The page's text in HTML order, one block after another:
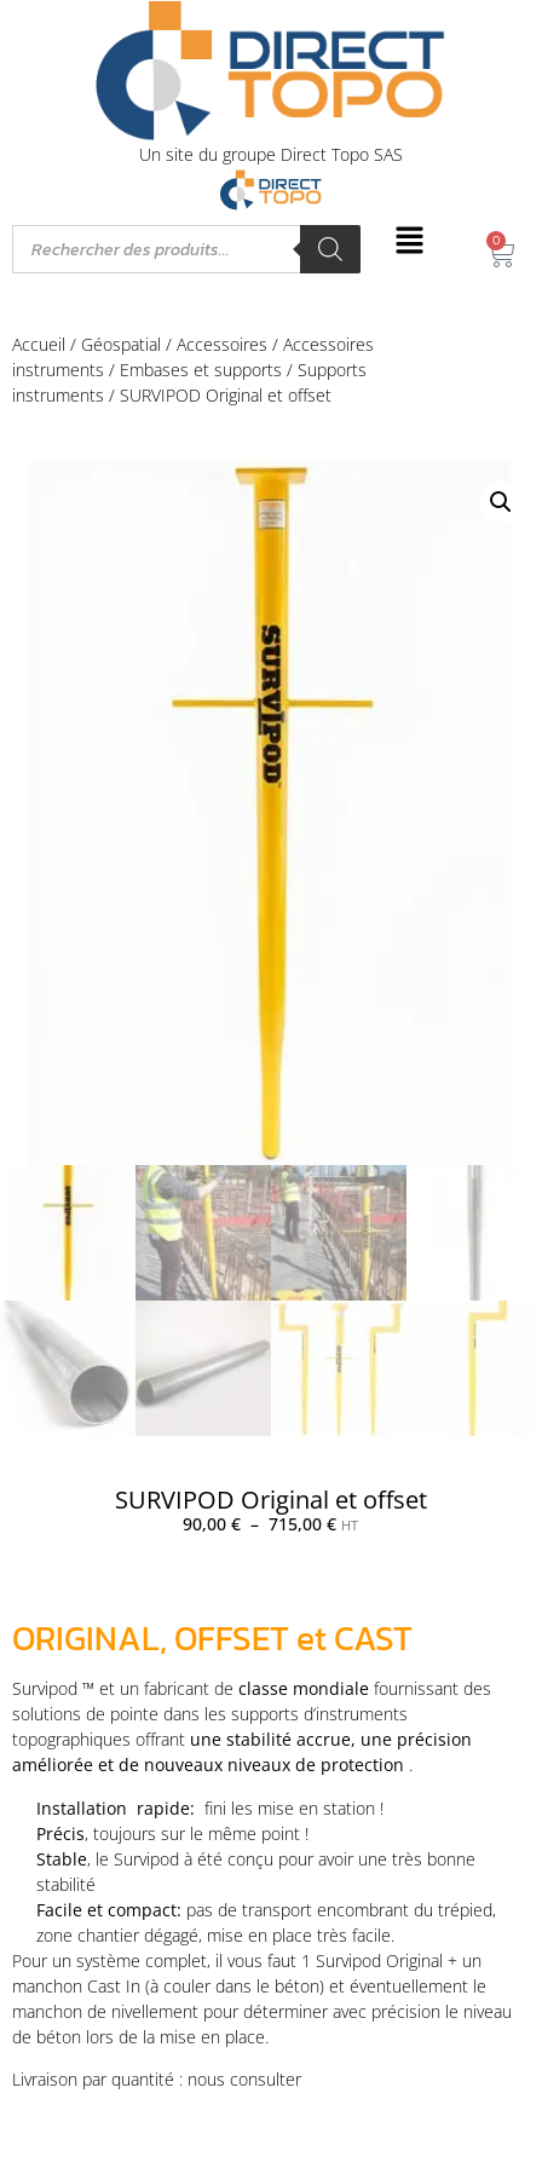
Un site du groupe Direct Topo SAS
0
Accueil / Géospatial / Accessoires / Accessoires
instruments / Embases et supports / Supports
instruments / SURVIPOD Original et offset
SURVIPOD Original et offset
90,00€ – 715,00€ HT
ORIGINAL, OFFSET et CAST
Survipod ™ et un fabricant de classe mondiale fournissant des
solutions de pointe dans les supports d’instruments
topographiques offrant une stabilité accrue, une précision
améliorée et de nouveaux niveaux de protection .
Installation rapide: fini les mise en station !
Précis, toujours sur le même point !
Stable, le Survipod à été conçu pour avoir une très bonne
stabilité
Facile et compact: pas de transport encombrant du trépied,
zone chantier dégagé, mise en place très facile.
Pour un système complet, il vous faut 1 Survipod Original + un
manchon Cast In (à couler dans le béton) et éventuellement le
manchon de nivellement pour déterminer avec précision le niveau
de béton lors de la mise en place.
Livraison par quantité : nous consulter